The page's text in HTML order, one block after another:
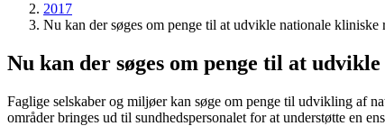
2017
Nu kan der søges om penge til at udvikle nationale kliniske
Nu kan der søges om penge til at
Faglige selskaber og miljøer kan søge om penge til udvikling af
områder bringes ud til sundhedspersonalet for at understøtte en